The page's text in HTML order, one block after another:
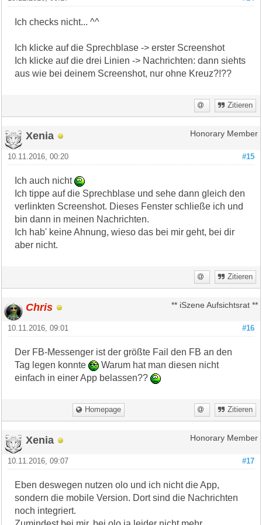
Ich checks nicht... ^^
Ich klicke auf die Sprechblase -> erster Screenshot
Ich klicke auf die drei Linien -> Nachrichten: dann siehts
aus wie bei deinem Screenshot, nur ohne Kreuz?!??
Zitieren
Xenia Honorary Member
#15
10.11.2016, 00:20
Ich auch nicht
Ich tippe auf die Sprechblase und sehe dann gleich den
verlinkten Screenshot. Dieses Fenster schließe ich und
bin dann in meinen Nachrichten.
Ich hab' keine Ahnung, wieso das bei mir geht, bei dir
aber nicht.
Zitieren
Chris ** iSzene Aufsichtsrat **
#16
10.11.2016, 09:01
Der FB-Messenger ist der größte Fail den FB an den
Tag legen konnte
Warum hat man diesen nicht
einfach in einer App belassen??
Homepage Zitieren
Xenia Honorary Member
#17
10.11.2016, 09:07
Eben deswegen nutzen olo und ich nicht die App,
sondern die mobile Version. Dort sind die Nachrichten
noch integriert.